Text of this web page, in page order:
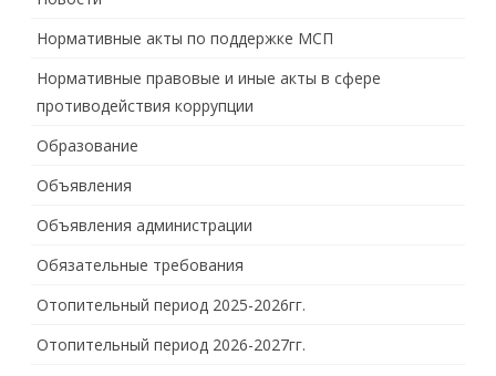
Нормативные акты по поддержке МСП
Нормативные правовые и иные акты в сфере
противодействия коррупции
Образование
Объявления
Объявления администрации
Обязательные требования
Отопительный период 2025-2026гг.
Отопительный период 2026-2027гг.